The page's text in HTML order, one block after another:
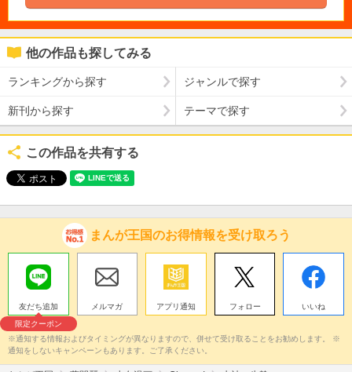
他の作品も探してみる
ランキングから探す ジャンルで探す
新刊から探す テーマで探す
この作品を共有する
まんが王国のお得情報を受け取ろう
友だち追加
限定クーポン
メルマガ アプリ通知 フォロー いいね
※通知する情報およびタイミングが異なりますので、併せて受け取ることをお勧めします。 ※
通知をしないキャンペーンもあります。ご了承ください。